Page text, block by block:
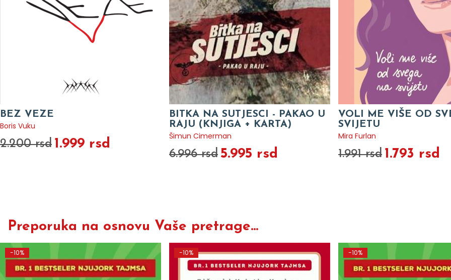
BEZ VEZE
Boris Vuku
2.200 rsd 1.999 rsd
BITKA NA SUTJESCI - PAKAO U
RAJU (KNJIGA + KARTA)
Šimun Cimerman
6.996 rsd 5.995 rsd
VOLI ME VIŠE OD
SVIJETU
Mira Furlan
1.991 rsd 1.793 rsd
Preporuka na osnovu Vaše pretrage...
-10% -10% -10%